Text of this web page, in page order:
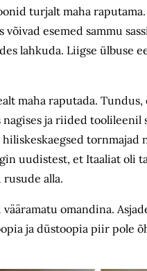
turjalt maha
esemed sammu
lahkuda. Liigse ülbuse
maha raputada. Tundus,
ja riided toolileenil
hiliskeskaegsed tornmajad
uudistest, et Itaaliat oli
alla.
omandina.
ja düstoopia piir pole